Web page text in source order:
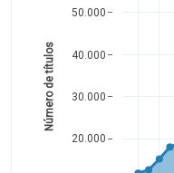
20.000
30.000
40.000
50.000
Número de títulos